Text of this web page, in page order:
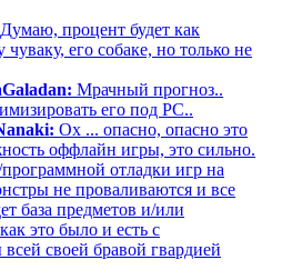
Думаю, процент будет как
его собаке, но только не
Galadan: Мрачный прогноз..
его под РС..
Ох ... опасно, опасно это
оффлайн игры, это сильно.
программной отладки игр на
не проваливаются и все
база предметов и/или
это было и есть с
своей бравой гвардией